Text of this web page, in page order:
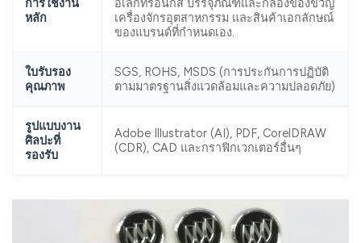
หลัก
เครื่องจักรอุตสาหกรรม และสินค้าเอกลักษณ์
ของแบรนด์ที่กำหนดเอง.
ใบรับรอง
คุณภาพ
SGS, ROHS, MSDS (การประกันการปฏิบัติ
ตามมาตรฐานสิ่งแวดล้อมและความปลอดภัย)
รูปแบบงาน
ศิลปะที่
รองรับ
Adobe Illustrator (AI), PDF, CorelDRAW
(CDR), CAD และกราฟิกเวกเตอร์อื่นๆ